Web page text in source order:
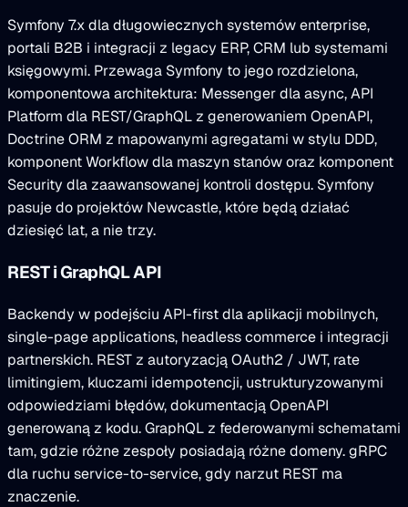
Symfony 7.x dla długowiecznych systemów enterprise,
portali B2B i integracji z legacy ERP, CRM lub systemami
księgowymi. Przewaga Symfony to jego rozdzielona,
komponentowa architektura: Messenger dla async, API
Platform dla REST/GraphQL z generowaniem OpenAPI,
Doctrine ORM z mapowanymi agregatami w stylu DDD,
komponent Workflow dla maszyn stanów oraz komponent
Security dla zaawansowanej kontroli dostępu. Symfony
pasuje do projektów Newcastle, które będą działać
dziesięć lat, a nie trzy.
REST i GraphQL API
Backendy w podejściu API-first dla aplikacji mobilnych,
single-page applications, headless commerce i integracji
partnerskich. REST z autoryzacją OAuth2 / JWT, rate
limitingiem, kluczami idempotencji, ustrukturyzowanymi
odpowiedziami błędów, dokumentacją OpenAPI
generowaną z kodu. GraphQL z federowanymi schematami
tam, gdzie różne zespoły posiadają różne domeny. gRPC
dla ruchu service-to-service, gdy narzut REST ma
znaczenie.